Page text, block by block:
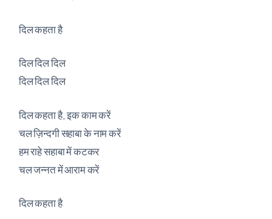
दिल कहता है
दिल दिल दिल
दिल दिल दिल
दिल कहता है, इक काम करें
चल ज़िन्दगी सहाबा के नाम करें
हम राहे सहाबा में कटकर
चल जन्नत में आराम करें
दिल कहता है